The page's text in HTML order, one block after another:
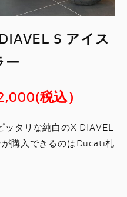
S アイス
ー
税込）
ッタリな純白のX DIAVEL
購入できるのはDucati札